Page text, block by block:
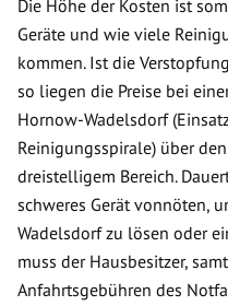
Die Höhe der Kosten ist
Geräte und wie viele
kommen. Ist die
so liegen die Preise bei
Hornow-Wadelsdorf
Reinigungsspirale) über
dreistelligem Bereich.
schweres Gerät vonnöten,
Wadelsdorf zu lösen oder
muss der Hausbesitzer,
Anfahrtsgebühren des